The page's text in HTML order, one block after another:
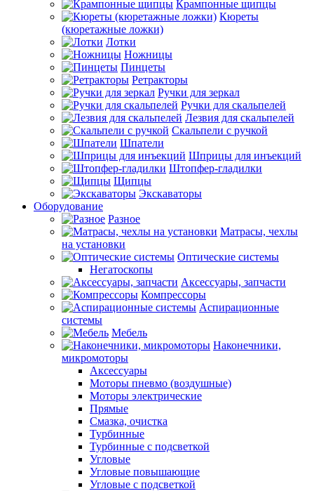
Крампонные щипцы
Кюреты
(кюретажные ложки)
Лотки
Ножницы
Пинцеты
Ретракторы
Ручки для зеркал
Ручки для скальпелей
Лезвия для скальпелей
Скальпели с ручкой
Шпатели
Шприцы для инъекций
Штопфер-гладилки
Щипцы
Экскаваторы
Оборудование
Разное
Матрасы, чехлы
на установки
Оптические системы
Негатоскопы
Аксессуары, запчасти
Компрессоры
Аспирационные
системы
Мебель
Наконечники,
микромоторы
Аксессуары
Моторы пневмо (воздушные)
Моторы электрические
Прямые
Смазка, очистка
Турбинные
Турбинные с подсветкой
Угловые
Угловые повышающие
Угловые с подсветкой